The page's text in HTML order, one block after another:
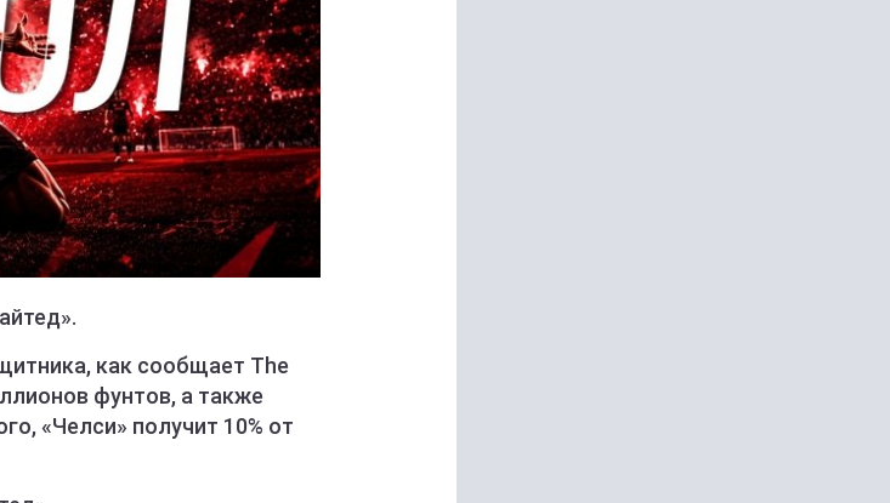
как сообщает The
фунтов, а также
«Челси» получит 10% от